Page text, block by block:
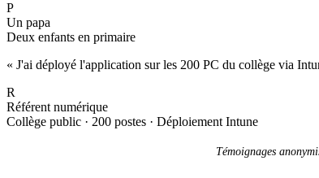
P
Un papa
Deux enfants en primaire
« J'ai déployé l'application sur les 200 PC du collège via
R
Référent numérique
Collège public · 200 postes · Déploiement Intune
Témoignages